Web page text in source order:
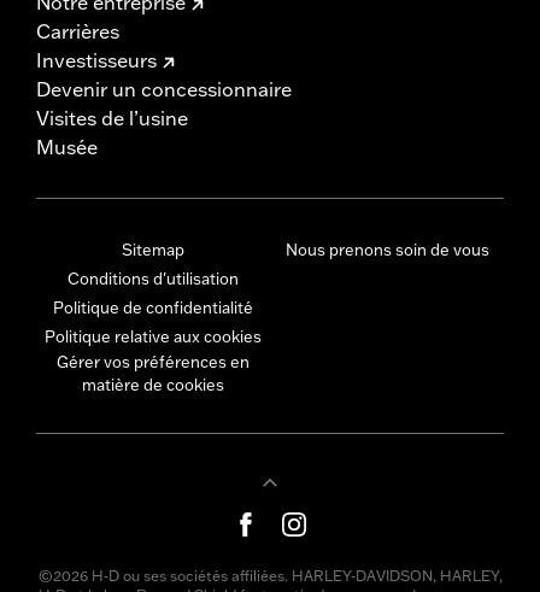
Carrières
Investisseurs
Devenir un concessionnaire
Visites de l’usine
Musée
Sitemap
Conditions d'utilisation
Politique de confidentialité
Politique relative aux cookies
Gérer vos préférences en
matière de cookies
Nous prenons soin de vous
©2026 H-D ou ses sociétés affiliées. HARLEY-DAVIDSON, HARLEY,